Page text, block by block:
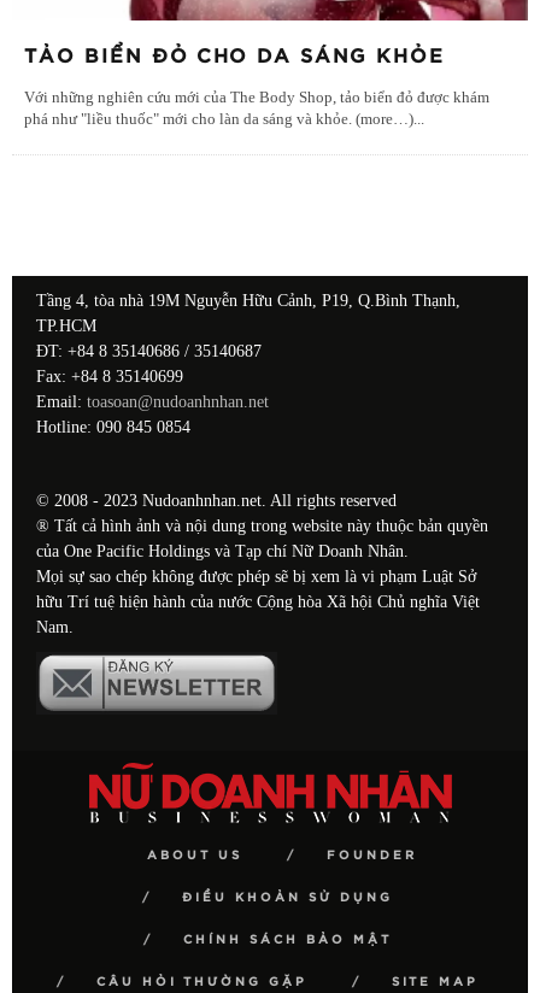
TẢO BIỂN ĐỎ CHO DA SÁNG KHỎE
Với những nghiên cứu mới của The Body Shop, tảo biển đỏ được khám
phá như "liều thuốc" mới cho làn da sáng và khỏe. (more…)...
Tầng 4, tòa nhà 19M Nguyễn Hữu Cảnh, P19, Q.Bình Thạnh,
TP.HCM
ĐT: +84 8 35140686 / 35140687
Fax: +84 8 35140699
Email: toasoan@nudoanhnhan.net
Hotline: 090 845 0854
© 2008 - 2023 Nudoanhnhan.net. All rights reserved
® Tất cả hình ảnh và nội dung trong website này thuộc bản quyền
của One Pacific Holdings và Tạp chí Nữ Doanh Nhân.
Mọi sự sao chép không được phép sẽ bị xem là vi phạm Luật Sở
hữu Trí tuệ hiện hành của nước Cộng hòa Xã hội Chủ nghĩa Việt
Nam.
ABOUT US FOUNDER
ĐIỀU KHOẢN SỬ DỤNG
CHÍNH SÁCH BẢO MẬT
CÂU HỎI THƯỜNG GẶP SITE MAP